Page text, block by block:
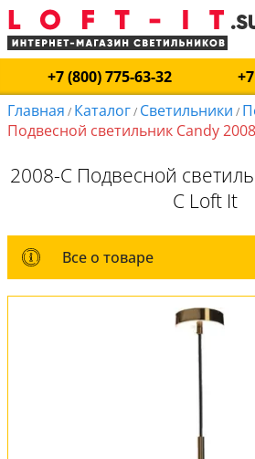
+7 (800) 775-63-32
Главная / Каталог/ Светильники /
Подвесной светильник Candy
2008-C Подвесной
C Loft It
Все о товаре
Все о товаре
Комплект лампочек
Оплата и доставка